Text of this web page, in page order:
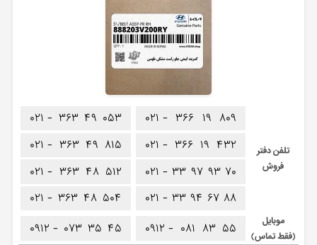
تلفن دفتر
فروش
۰۲۱ - ۳۶۶ ۱۹ ۸۰۹
۰۲۱ - ۳۶۶ ۱۹ ۴۳۲
۰۲۱ - ۳۳ ۹۷ ۹۳ ۷۰
۰۲۱ - ۳۳ ۹۴ ۶۷ ۸۸
۰۲۱ - ۳۶۳ ۴۹ ۰۵۳
۰۲۱ - ۳۶۳ ۴۹ ۸۱۵
۰۲۱ - ۳۶۳ ۴۸ ۵۱۲
۰۲۱ - ۳۶۳ ۴۸ ۵۰۴
موبایل
(فقط تماس)
۰۹۱۲ - ۰۸۱ ۸۳ ۵۵ ۰۹۱۲ - ۰۷۳ ۳۵ ۴۵